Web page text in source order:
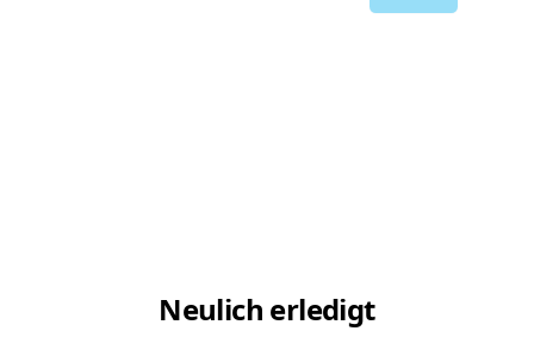
Neulich erledigt